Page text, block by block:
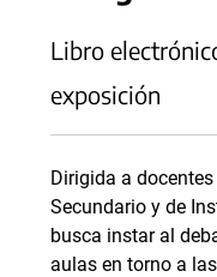
Libro
exposición
Dirigida a
Secundario y de
busca instar al
aulas en torno a